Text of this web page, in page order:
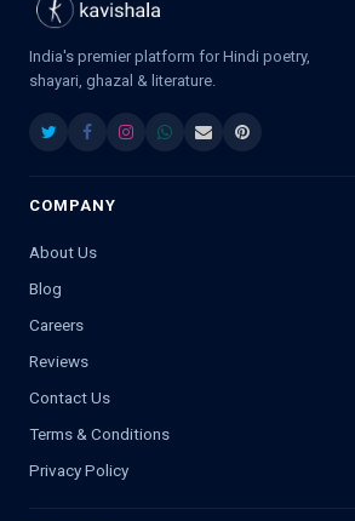
India's premier platform for Hindi poetry,
shayari, ghazal & literature.
COMPANY
About Us
Blog
Careers
Reviews
Contact Us
Terms & Conditions
Privacy Policy